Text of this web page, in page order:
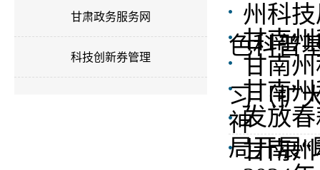
甘肃政务服务网
科技创新券管理
州科
色科普
甘南
甘南
习（扩
甘南
神发放
局开展
甘南